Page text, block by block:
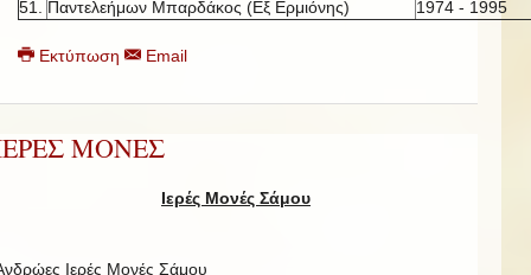
51.
Παντελεήμων Μπαρδάκος (Εξ Ερμιόνης) 1974 - 1995
Εκτύπωση Email
ΜΟΝΕΣ
Ιερές Μονές Σάμου
Ιερές Μονές Σάμου